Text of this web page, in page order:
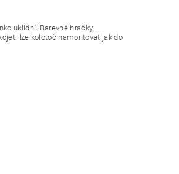
uklidní. Barevné hračky
lze kolotoč namontovat jak do